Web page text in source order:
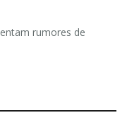
rumores de